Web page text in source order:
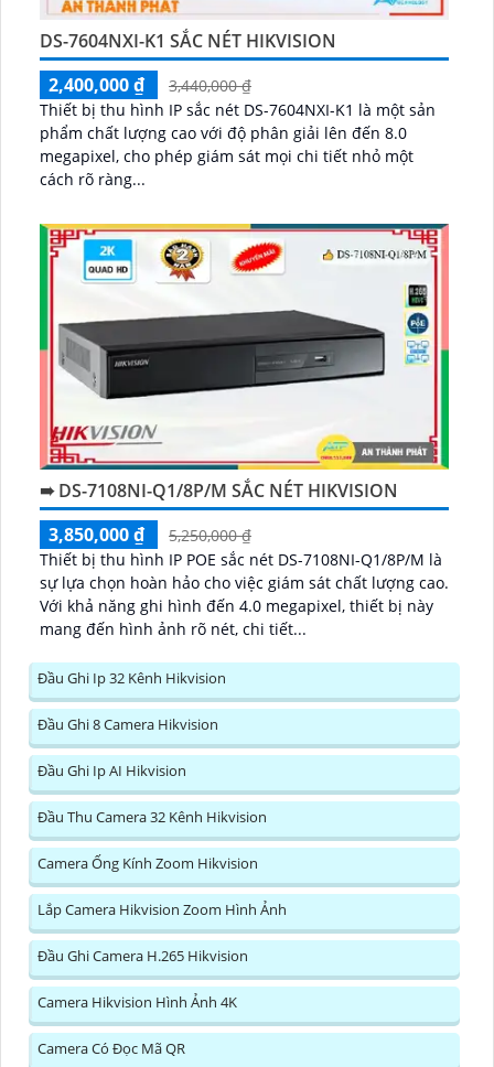
DS-7604NXI-K1 SẮC NÉT HIKVISION
2,400,000 ₫
3,440,000 ₫
Thiết bị thu hình IP sắc nét DS-7604NXI-K1 là một sản
phẩm chất lượng cao với độ phân giải lên đến 8.0
megapixel, cho phép giám sát mọi chi tiết nhỏ một
cách rõ ràng...
➠ DS-7108NI-Q1/8P/M SẮC NÉT HIKVISION
3,850,000 ₫
5,250,000 ₫
Thiết bị thu hình IP POE sắc nét DS-7108NI-Q1/8P/M là
sự lựa chọn hoàn hảo cho việc giám sát chất lượng cao.
Với khả năng ghi hình đến 4.0 megapixel, thiết bị này
mang đến hình ảnh rõ nét, chi tiết...
Đầu Ghi Ip 32 Kênh Hikvision
Đầu Ghi 8 Camera Hikvision
Đầu Ghi Ip AI Hikvision
Đầu Thu Camera 32 Kênh Hikvision
Camera Ống Kính Zoom Hikvision
Lắp Camera Hikvision Zoom Hình Ảnh
Đầu Ghi Camera H.265 Hikvision
Camera Hikvision Hình Ảnh 4K
Camera Có Đọc Mã QR